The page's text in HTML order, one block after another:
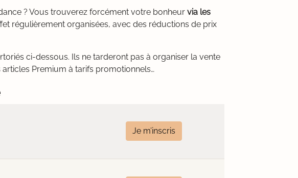
? Vous trouverez forcément votre bonheur via les
régulièrement organisées, avec des réductions de prix
ci-dessous. Ils ne tarderont pas à organiser la vente
Premium à tarifs promotionnels…
Je m’inscris